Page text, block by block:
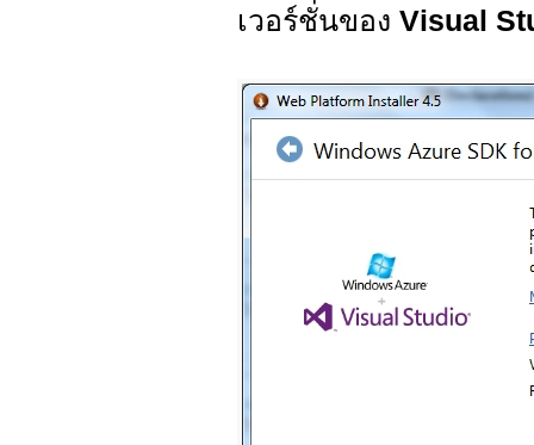
เวอร์ชั่นของ Visual